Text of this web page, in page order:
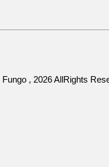
, 2026 AllRights